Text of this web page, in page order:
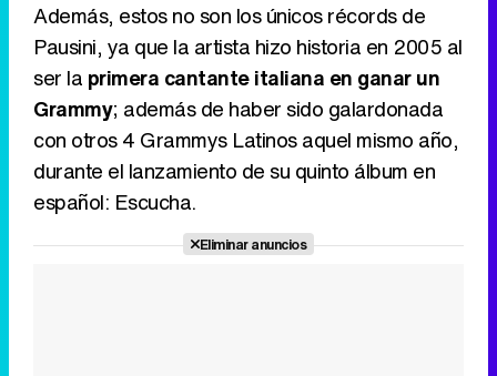
Tráiler de la tercera temporada de 'The Walking Dead: Dead City' de AMC+
Canción ganadora de Eurovisión 2026: DARA con "Bangaranga" por Bulgaria
Además, estos no son los únicos récords de
Pausini, ya que la artista hizo historia en 2005 al
ser la primera cantante italiana en ganar un
Grammy; además de haber sido galardonada
con otros 4 Grammys Latinos aquel mismo año,
durante el lanzamiento de su quinto álbum en
español: Escucha.
Eliminar anuncios